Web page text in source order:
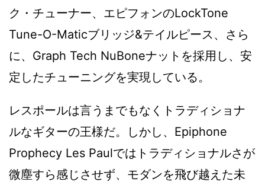
ク・チューナー、エピフォンのLockTone
Tune-O-Maticブリッジ&テイルピース、さら
に、Graph Tech NuBoneナットを採用し、安
定したチューニングを実現している。
レスポールは言うまでもなくトラディショナ
ルなギターの王様だ。しかし、Epiphone
Prophecy Les Paulではトラディショナルさが
微塵すら感じさせず、モダンを飛び越えた未